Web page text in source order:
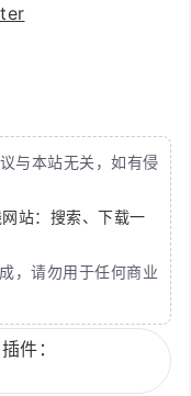
与本站无关，如有侵
站：搜索、下载一
，请勿用于任何商业
件：